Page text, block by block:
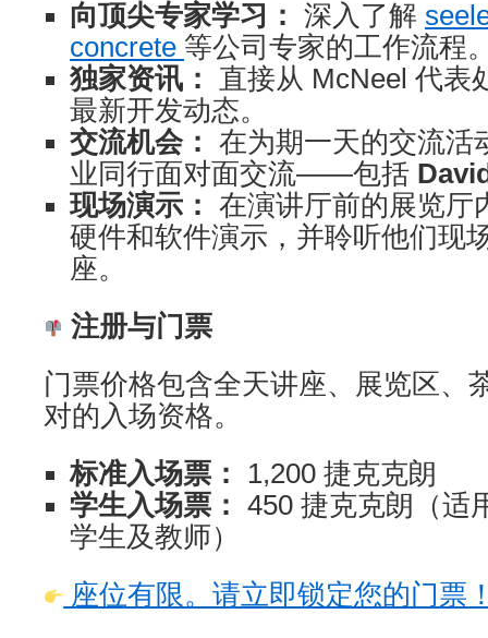
向顶尖专家学习：
深入了解
concrete 等公司专家的工作流程
独家资讯：
直接从 McNeel 代表
最新开发动态。
交流机会：
在为期一天的交流活
业同行面对面交流——包括
现场演示：
在演讲厅前的展览厅
硬件和软件演示，并聆听他们现
座。
注册与门票
门票价格包含全天讲座、展览区、
对的入场资格。
标准入场票：
1,200 捷克克朗
学生入场票：
450 捷克克朗（适
学生及教师）
座位有限。请立即锁定您的门票